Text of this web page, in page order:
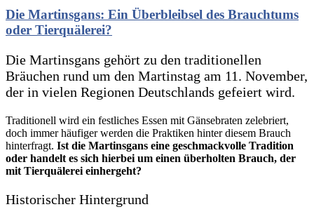
Die Martinsgans: Ein Überbleibsel des Brauchtums
oder Tierquälerei?
Die Martinsgans gehört zu den traditionellen
Bräuchen rund um den Martinstag am 11. November,
der in vielen Regionen Deutschlands gefeiert wird.
Traditionell wird ein festliches Essen mit Gänsebraten zelebriert,
doch immer häufiger werden die Praktiken hinter diesem Brauch
hinterfragt. Ist die Martinsgans eine geschmackvolle Tradition
oder handelt es sich hierbei um einen überholten Brauch, der
mit Tierquälerei einhergeht?
Historischer Hintergrund